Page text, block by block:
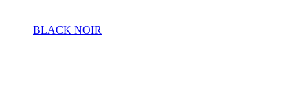
BLACK NOIR